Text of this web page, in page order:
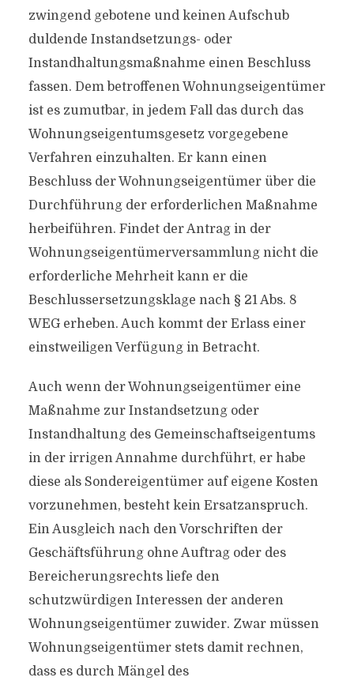
zwingend gebotene und keinen Aufschub
duldende Instandsetzungs- oder
Instandhaltungsmaßnahme einen Beschluss
fassen. Dem betroffenen Wohnungseigentümer
ist es zumutbar, in jedem Fall das durch das
Wohnungseigentumsgesetz vorgegebene
Verfahren einzuhalten. Er kann einen
Beschluss der Wohnungseigentümer über die
Durchführung der erforderlichen Maßnahme
herbeiführen. Findet der Antrag in der
Wohnungseigentümerversammlung nicht die
erforderliche Mehrheit kann er die
Beschlussersetzungsklage nach § 21 Abs. 8
WEG erheben. Auch kommt der Erlass einer
einstweiligen Verfügung in Betracht.
Auch wenn der Wohnungseigentümer eine
Maßnahme zur Instandsetzung oder
Instandhaltung des Gemeinschaftseigentums
in der irrigen Annahme durchführt, er habe
diese als Sondereigentümer auf eigene Kosten
vorzunehmen, besteht kein Ersatzanspruch.
Ein Ausgleich nach den Vorschriften der
Geschäftsführung ohne Auftrag oder des
Bereicherungsrechts liefe den
schutzwürdigen Interessen der anderen
Wohnungseigentümer zuwider. Zwar müssen
Wohnungseigentümer stets damit rechnen,
dass es durch Mängel des